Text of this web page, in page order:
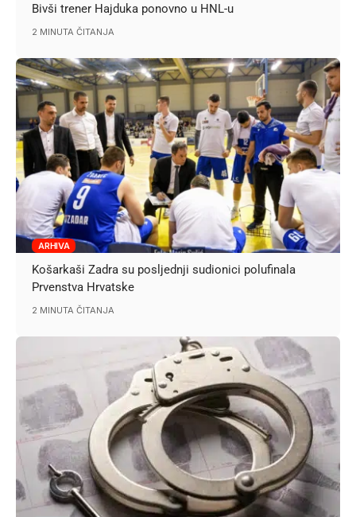
Bivši trener Hajduka ponovno u HNL-u
2 MINUTA ČITANJA
ARHIVA
Košarkaši Zadra su posljednji sudionici polufinala
Prvenstva Hrvatske
2 MINUTA ČITANJA